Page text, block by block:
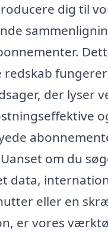
dig til
der lyser
om du
data,
eller en
er vores